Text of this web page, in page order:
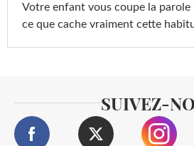
Votre enfant vous coupe la parole
ce que cache vraiment cette
SUIVEZ-